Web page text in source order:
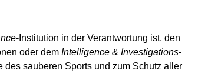
-Institution in der Verantwortung ist, den
oder dem Intelligence & Investigations-
sauberen Sports und zum Schutz aller